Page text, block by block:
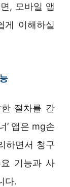
, 모바일 앱
게 이해하실
절차를 간
’ 앱은 mg손
하면서 청구
기능과 사
다.